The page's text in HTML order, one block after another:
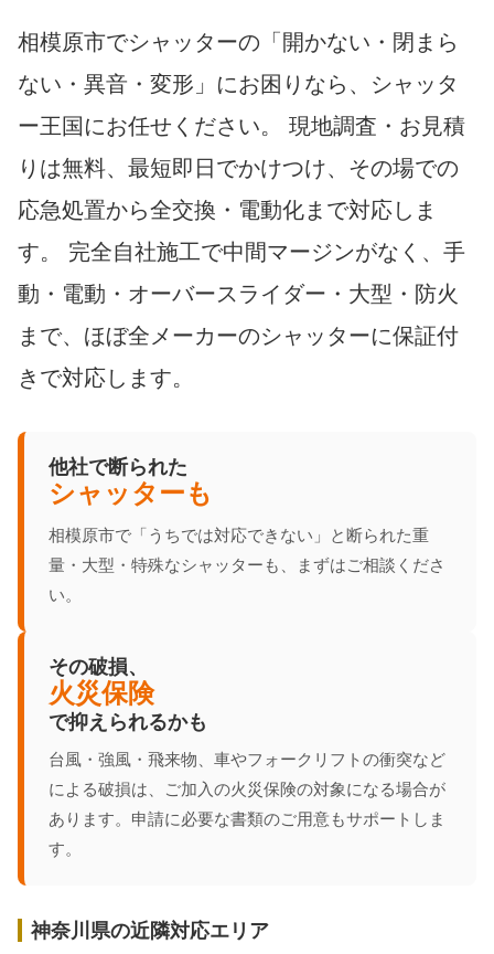
相模原市でシャッターの「開かない・閉まら
ない・異音・変形」にお困りなら、シャッタ
ー王国にお任せください。 現地調査・お見積
りは無料、最短即日でかけつけ、その場での
応急処置から全交換・電動化まで対応しま
す。 完全自社施工で中間マージンがなく、手
動・電動・オーバースライダー・大型・防火
まで、ほぼ全メーカーのシャッターに保証付
きで対応します。
他社で断られた
シャッターも
相模原市で「うちでは対応できない」と断られた重
量・大型・特殊なシャッターも、まずはご相談くださ
い。
その破損、
火災保険
で抑えられるかも
台風・強風・飛来物、車やフォークリフトの衝突など
による破損は、ご加入の火災保険の対象になる場合が
あります。申請に必要な書類のご用意もサポートしま
す。
神奈川県の近隣対応エリア